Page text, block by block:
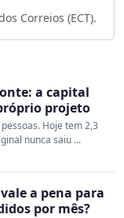
Correios (ECT).
a capital
projeto
Hoje tem 2,3
nunca saiu ...
a pena para
por mês?